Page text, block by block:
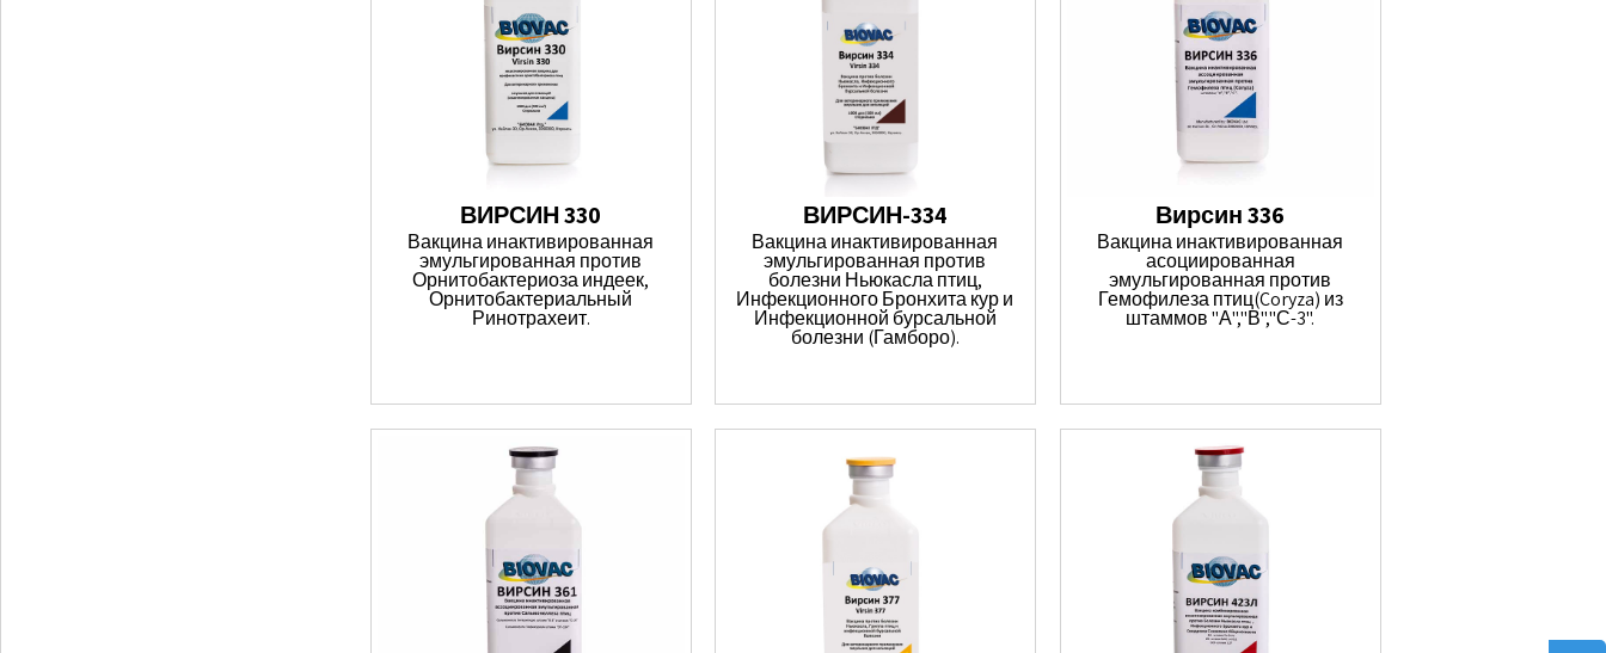
ВИРСИН 330
Вакцина инактивированная
эмульгированная против
Орнитобактериоза индеек,
Орнитобактериальный
Ринотрахеит.
ВИРСИН-334
Вакцина инактивированная
эмульгированная против
болезни Ньюкасла птиц,
Инфекционного Бронхита кур и
Инфекционной бурсальной
болезни (Гамборо).
Вирсин 336
Вакцина инактивированная
асоциированная
эмульгированная против
Гемофилеза птиц(Coryza) из
штаммов "А","В","С-3".